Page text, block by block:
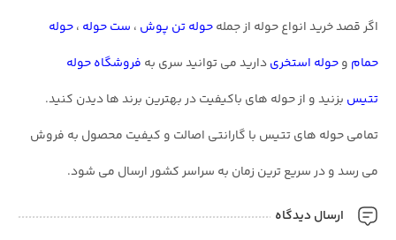
اگر قصد خرید انواع حوله از جملهحوله تن پوش ، ست حوله ،حوله
حمام وحوله استخریدارید می توانید سری به فروشگاه حوله
تتیس بزنید و از حوله های باکیفیت در بهترین برند ها دیدن کنید.
تمامی حوله های تتیس با گارانتی اصالت و کیفیت محصول به فروش
می رسد و در سریع ترین زمان به سراسر کشور ارسال می شود.
ارسال دیدگاه